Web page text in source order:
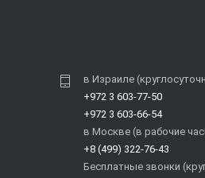
в Израиле
+972 3 603-77-50
+972 3 603-66-54
в Москве (в рабочие
+8 (499) 322-76-43
Бесплатные звонки